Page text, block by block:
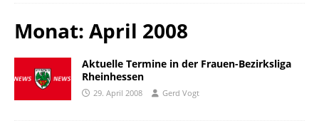
Monat: April 2008
Aktuelle Termine in der Frauen-Bezirksliga
Rheinhessen
29. April 2008 Gerd Vogt